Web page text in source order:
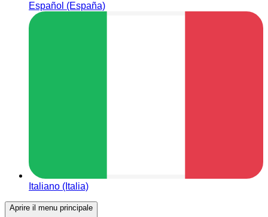
Español (España)
Italiano (Italia)
Aprire il menu principale